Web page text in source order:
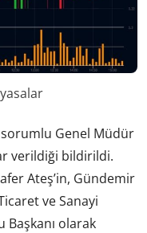
Genel Müdür
verildiği bildirildi.
Ateş’in, Gündemir
ve Sanayi
Başkanı olarak